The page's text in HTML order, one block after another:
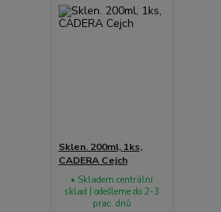
Sklen. 200ml, 1ks,
CADERA Cejch
• Skladem centrální
sklad | odešleme do 2-3
prac. dnů